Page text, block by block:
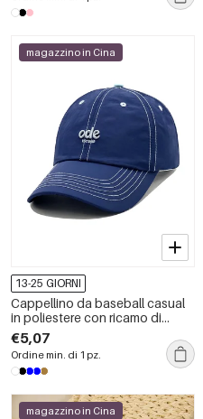
magazzino in Cina
13-25 GIORNI
Cappellino da baseball casual
in poliestere con ricamo di
lettere in colori misti
€5,07
Ordine min. di 1 pz.
magazzino in Cina